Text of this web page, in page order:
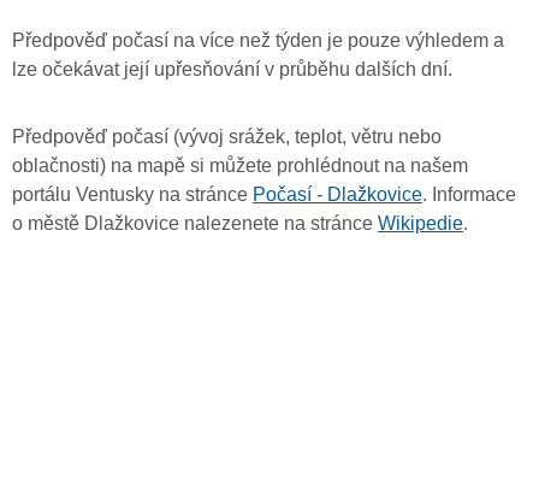
Předpověď počasí na více než týden je pouze výhledem a
lze očekávat její upřesňování v průběhu dalších dní.
Předpověď počasí (vývoj srážek, teplot, větru nebo
oblačnosti) na mapě si můžete prohlédnout na našem
portálu Ventusky na stránce Počasí - Dlažkovice. Informace
o městě Dlažkovice nalezenete na stránce Wikipedie.